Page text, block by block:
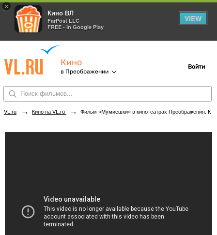
×
Кино ВЛ
FarPost LLC
FREE - In Google Play
VIEW
Кино
в Преображении
Войти
VL.ru → Кино на VL.ru → Фильм «Мумиёшки» в кинотеатрах Преображения. Купить билеты!